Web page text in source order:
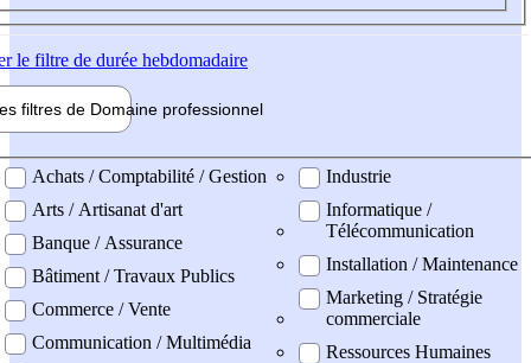
le filtre de durée hebdomadaire
filtres de Domaine professionnel
professionel
Achats / Comptabilité / Gestion
Arts / Artisanat d'art
Banque / Assurance
Bâtiment / Travaux Publics
Commerce / Vente
Communication / Multimédia
Industrie
Informatique /
Télécommunication
Installation / Maintenance
Marketing / Stratégie
commerciale
Ressources Humaines